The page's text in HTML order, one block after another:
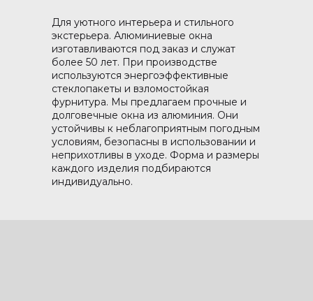
Для уютного интерьера и стильного
экстерьера. Алюминиевые окна
изготавливаются под заказ и служат
более 50 лет. При производстве
используются энергоэффективные
стеклопакеты и взломостойкая
фурнитура. Мы предлагаем прочные и
долговечные окна из алюминия. Они
устойчивы к неблагоприятным погодным
условиям, безопасны в использовании и
неприхотливы в уходе. Форма и размеры
каждого изделия подбираются
индивидуально.